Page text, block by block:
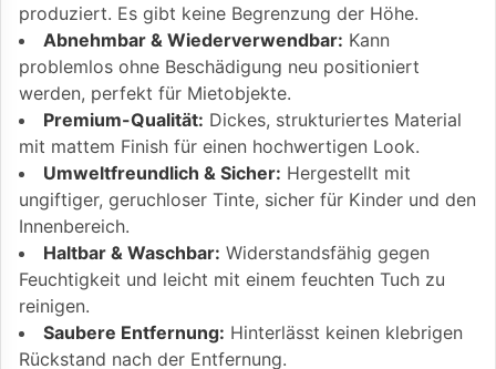
produziert. Es gibt keine Begrenzung der Höhe.
Abnehmbar & Wiederverwendbar: Kann
problemlos ohne Beschädigung neu positioniert
werden, perfekt für Mietobjekte.
Premium-Qualität: Dickes, strukturiertes Material
mit mattem Finish für einen hochwertigen Look.
Umweltfreundlich & Sicher: Hergestellt mit
ungiftiger, geruchloser Tinte, sicher für Kinder und den
Innenbereich.
Haltbar & Waschbar: Widerstandsfähig gegen
Feuchtigkeit und leicht mit einem feuchten Tuch zu
reinigen.
Saubere Entfernung: Hinterlässt keinen klebrigen
Rückstand nach der Entfernung.